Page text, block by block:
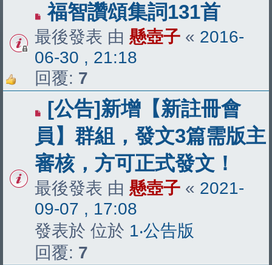
福智讚頌集詞131首
最後發表 由 懸壺子 « 2016-
06-30 , 21:18
回覆: 7
[公告]新增【新註冊會
員】群組，發文3篇需版主
審核，方可正式發文！
最後發表 由 懸壺子 « 2021-
09-07 , 17:08
發表於 位於 1‧公告版
回覆: 7